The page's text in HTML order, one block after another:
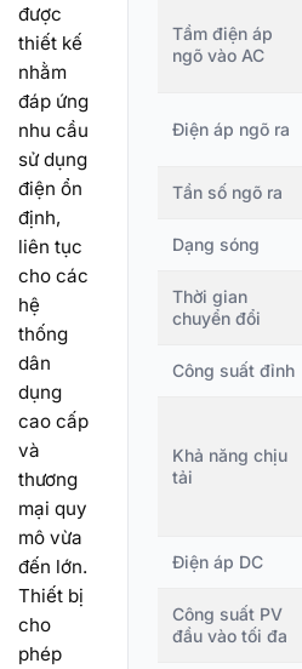
được
thiết kế
nhằm
đáp ứng
nhu cầu
sử dụng
điện ổn
định,
liên tục
cho các
hệ
thống
dân
dụng
cao cấp
và
thương
mại quy
mô vừa
đến lớn.
Thiết bị
cho
phép
Tầm điện áp
ngõ vào AC
Điện áp ngõ ra
Tần số ngõ ra
Dạng sóng
Thời gian
chuyển đổi
Công suất đỉnh
Khả năng chịu
tải
Điện áp DC
Công suất PV
đầu vào tối đa